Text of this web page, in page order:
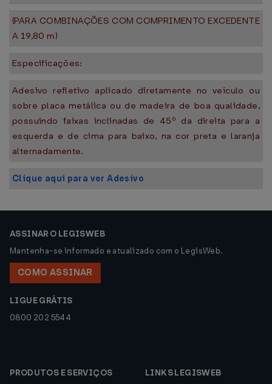
(PARA COMBINAÇÕES COM COMPRIMENTO EXCEDENTE
A 19,80 m)
Especificações:
Adesivo refletivo aplicado diretamente no veículo ou
sobre placa metálica ou de madeira de boa qualidade,
possuindo faixas inclinadas de 45º da direita para a
esquerda e de cima para baixo, na cor preta e laranja
alternadamente.
Clique aqui para ver Adesivo
ASSINAR O LEGISWEB
Mantenha-se informado e atualizado com o LegisWeb.
COMO ASSINAR
LIGUE GRÁTIS
0800 202 5544
PRODUTOS E SERVIÇOS
LINKS LEGISWEB